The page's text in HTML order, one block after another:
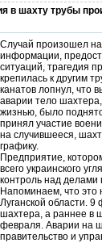
в шахту трубы
Случай произошел
информации,
ситуаций, трагедия
крепилась к другим
канатов лопнул, что
аварии тело
жизнью, было
принял участие
на случившееся,
графику.
Предприятие,
всего украинского
контроль над
Напоминаем, что это
Луганской области.
шахтера, а раннее в
февраля. Аварии на
правительство и